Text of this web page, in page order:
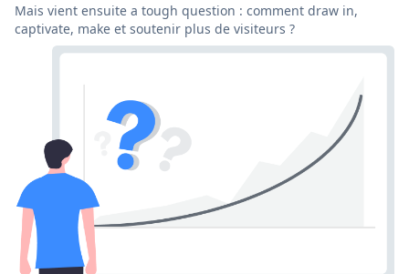
Mais vient ensuite a tough question : comment draw in,
captivate, make et soutenir plus de visiteurs ?